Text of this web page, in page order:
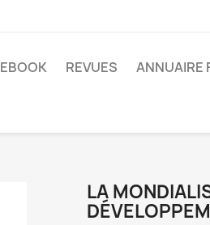
EBOOK REVUES ANNUAIRE
LA